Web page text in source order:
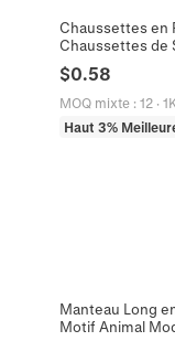
Chaussettes en
Chaussettes de
$0.58
MOQ mixte: 12·
Haut 3%
Manteau Long
Motif Animal